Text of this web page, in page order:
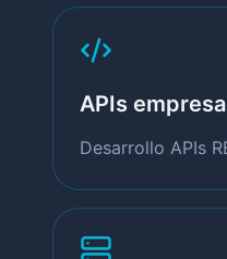
APIs
Desarrollo APIs